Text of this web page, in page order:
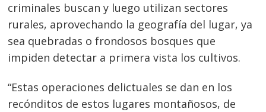
criminales buscan y luego utilizan sectores
rurales, aprovechando la geografía del lugar, ya
sea quebradas o frondosos bosques que
impiden detectar a primera vista los cultivos.
“Estas operaciones delictuales se dan en los
recónditos de estos lugares montañosos, de
Navegación
de
entradas